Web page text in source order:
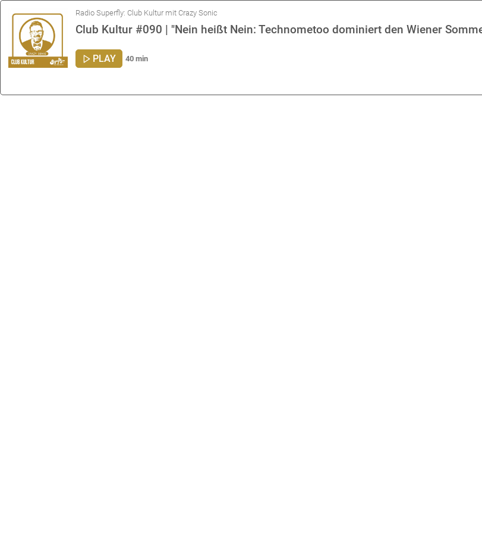
Radio Superfly: Club Kultur mit Crazy Sonic
Club Kultur #090 | "Nein heißt Nein: Technometoo dominiert den Wiener
PLAY 40 min